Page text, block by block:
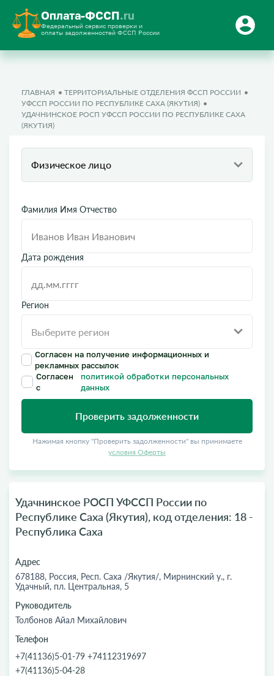
Оплата-ФССП.ru
Федеральный сервис проверки и
оплаты задолженностей ФССП России
ГЛАВНАЯ
ТЕРРИТОРИАЛЬНЫЕ ОТДЕЛЕНИЯ ФССП РОССИИ
УФССП РОССИИ ПО РЕСПУБЛИКЕ САХА (ЯКУТИЯ)
УДАЧНИНСКОЕ РОСП УФССП РОССИИ ПО РЕСПУБЛИКЕ САХА
(ЯКУТИЯ)
Физическое лицо
Фамилия Имя Отчество
Дата рождения
Регион
Согласен на получение информационных и
рекламных рассылок
Согласен
с
политикой обработки персональных
данных
Проверить задолженности
Нажимая кнопку "Проверить задолженности" вы принимаете
условия Оферты
Удачнинское РОСП УФССП России по
Республике Саха (Якутия), код отделения: 18 -
Республика Саха
Адрес
678188, Россия, Респ. Саха /Якутия/, Мирнинский у., г.
Удачный, пл. Центральная, 5
Руководитель
Толбонов Айал Михайлович
Телефон
+7(41136)5-01-79 +74112319697
+7(41136)5-04-28